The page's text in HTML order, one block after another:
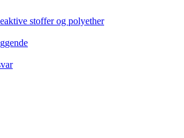
stoffer og polyether